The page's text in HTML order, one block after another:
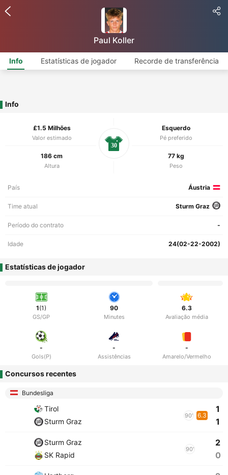
Paul Koller
Info Estatísticas de jogador Recorde de transferência
Info
£1.5 Milhões
Valor estimado
Esquerdo
Pé preferido
186 cm
Altura
77 kg
Peso
30
País Áustria
Time atual Sturm Graz
Período do contrato -
Idade 24(02-22-2002)
Estatísticas de jogador
1(1)
GS/GP
90
Minutes
6.3
Avaliação média
-
Gols(P)
-
Assistências
-
Amarelo/Vermelho
Concursos recentes
Bundesliga
Tirol
Sturm Graz
90' 6.3
1
1
Sturm Graz
SK Rapid
90'
2
0